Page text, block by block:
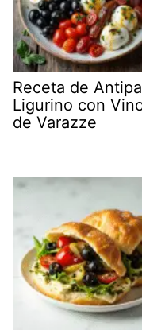
Receta de
Ligurino con
de Varazze